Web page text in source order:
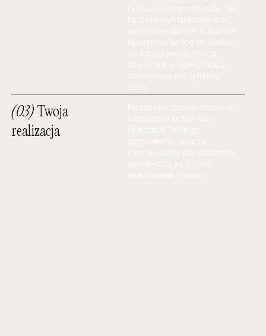
rynku na całym świecie, tak
by zmaksymalizować ich
wartość w danym budżecie.
Następnie wrócę do Ciebie
ze szczegółową ofertą
zawierającą: specyfikacje
diamentów, certyfikaty,
(03) Twoja
realizacja
Po potwierdzeniu zlecenia,
rozpocznę pracę nad
realizacją Twojego
zamówienia, tworząc
indywidualną wizualizację i
potwierdzając z Tobą
ewentualne zmiany.